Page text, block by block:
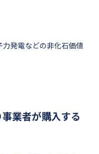
発電などの非化石価値
業者が購入する